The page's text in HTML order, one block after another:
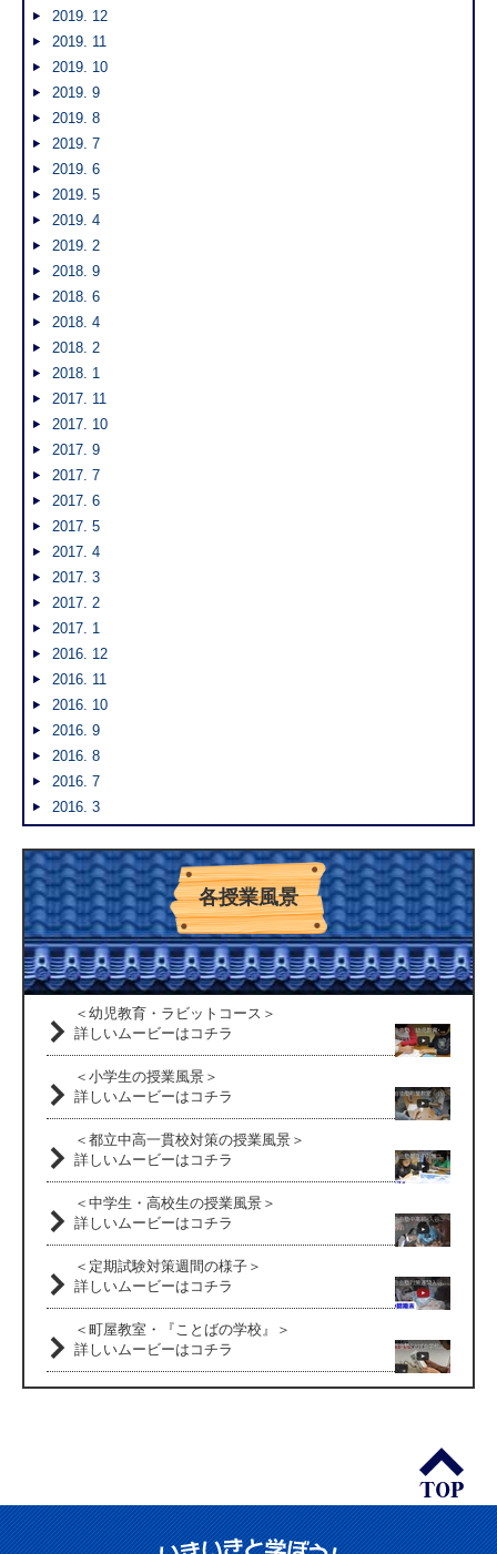
2019. 12
2019. 11
2019. 10
2019. 9
2019. 8
2019. 7
2019. 6
2019. 5
2019. 4
2019. 2
2018. 9
2018. 6
2018. 4
2018. 2
2018. 1
2017. 11
2017. 10
2017. 9
2017. 7
2017. 6
2017. 5
2017. 4
2017. 3
2017. 2
2017. 1
2016. 12
2016. 11
2016. 10
2016. 9
2016. 8
2016. 7
2016. 3
各授業風景
＜幼児教育・ラビットコース＞
詳しいムービーはコチラ
＜小学生の授業風景＞
詳しいムービーはコチラ
＜都立中高一貫校対策の授業風景＞
詳しいムービーはコチラ
＜中学生・高校生の授業風景＞
詳しいムービーはコチラ
＜定期試験対策週間の様子＞
詳しいムービーはコチラ
＜町屋教室・『ことばの学校』＞
詳しいムービーはコチラ